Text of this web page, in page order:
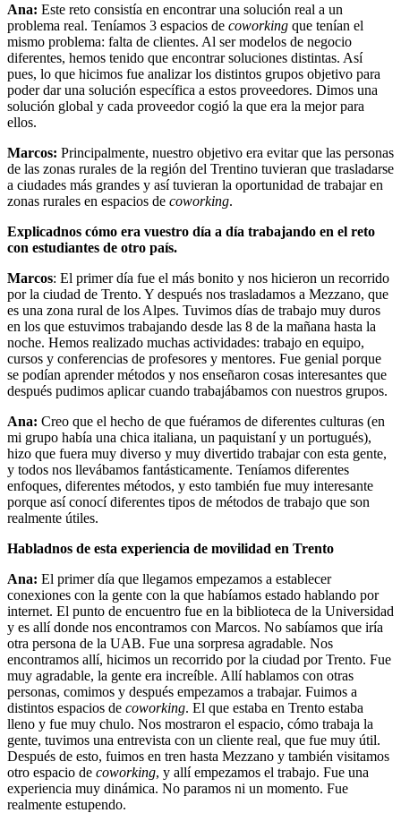
Ana: Este reto consistía en encontrar una solución real a un
problema real. Teníamos 3 espacios de coworking que tenían el
mismo problema: falta de clientes. Al ser modelos de negocio
diferentes, hemos tenido que encontrar soluciones distintas. Así
pues, lo que hicimos fue analizar los distintos grupos objetivo para
poder dar una solución específica a estos proveedores. Dimos una
solución global y cada proveedor cogió la que era la mejor para
ellos.
Marcos: Principalmente, nuestro objetivo era evitar que las personas
de las zonas rurales de la región del Trentino tuvieran que trasladarse
a ciudades más grandes y así tuvieran la oportunidad de trabajar en
zonas rurales en espacios de coworking.
Explicadnos cómo era vuestro día a día trabajando en el reto
con estudiantes de otro país.
Marcos: El primer día fue el más bonito y nos hicieron un recorrido
por la ciudad de Trento. Y después nos trasladamos a Mezzano, que
es una zona rural de los Alpes. Tuvimos días de trabajo muy duros
en los que estuvimos trabajando desde las 8 de la mañana hasta la
noche. Hemos realizado muchas actividades: trabajo en equipo,
cursos y conferencias de profesores y mentores. Fue genial porque
se podían aprender métodos y nos enseñaron cosas interesantes que
después pudimos aplicar cuando trabajábamos con nuestros grupos.
Ana: Creo que el hecho de que fuéramos de diferentes culturas (en
mi grupo había una chica italiana, un paquistaní y un portugués),
hizo que fuera muy diverso y muy divertido trabajar con esta gente,
y todos nos llevábamos fantásticamente. Teníamos diferentes
enfoques, diferentes métodos, y esto también fue muy interesante
porque así conocí diferentes tipos de métodos de trabajo que son
realmente útiles.
Habladnos de esta experiencia de movilidad en Trento
Ana: El primer día que llegamos empezamos a establecer
conexiones con la gente con la que habíamos estado hablando por
internet. El punto de encuentro fue en la biblioteca de la Universidad
y es allí donde nos encontramos con Marcos. No sabíamos que iría
otra persona de la UAB. Fue una sorpresa agradable. Nos
encontramos allí, hicimos un recorrido por la ciudad por Trento. Fue
muy agradable, la gente era increíble. Allí hablamos con otras
personas, comimos y después empezamos a trabajar. Fuimos a
distintos espacios de coworking. El que estaba en Trento estaba
lleno y fue muy chulo. Nos mostraron el espacio, cómo trabaja la
gente, tuvimos una entrevista con un cliente real, que fue muy útil.
Después de esto, fuimos en tren hasta Mezzano y también visitamos
otro espacio de coworking, y allí empezamos el trabajo. Fue una
experiencia muy dinámica. No paramos ni un momento. Fue
realmente estupendo.